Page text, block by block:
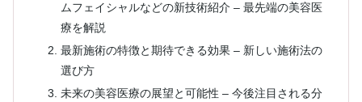
ムフェイシャルなどの新技術紹介 – 最先端の美容医
療を解説
最新施術の特徴と期待できる効果 – 新しい施術法の
選び方
未来の美容医療の展望と可能性 – 今後注目される分